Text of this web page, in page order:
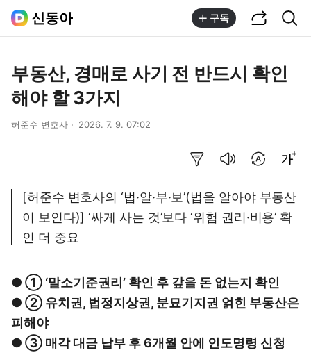
신동아 구독
부동산, 경매로 사기 전 반드시 확인
해야 할 3가지
허준수 변호사 2026. 7. 9. 07:02
[허준수 변호사의 ‘법·알·부·보’(법을 알아야 부동산
이 보인다)] ‘싸게 사는 것’보다 ‘위험 권리·비용’ 확
인 더 중요
● ① ‘말소기준권리’ 확인 후 갚을 돈 없는지 확인
● ② 유치권, 법정지상권, 분묘기지권 얽힌 부동산은
피해야
● ③ 매각 대금 납부 후 6개월 안에 인도명령 신청